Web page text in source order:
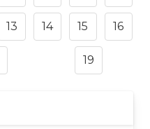
13 14 15 16
19